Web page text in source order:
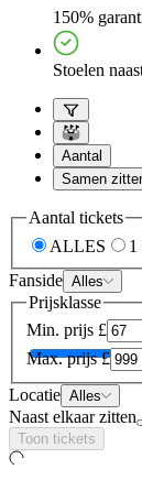
150%
Stoelen
Aantal
Samen
Aantal tickets
ALLES
1
Fanside Alles
Prijsklasse
Min. prijs £
Max. prijs £
Locatie Alles
Naast elkaar zitten
Toon tickets